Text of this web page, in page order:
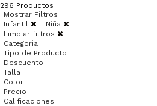
296 Productos
Mostrar Filtros
Infantil
Niña
Limpiar filtros
Categoria
Tipo de Producto
Descuento
Talla
Color
Precio
Calificaciones